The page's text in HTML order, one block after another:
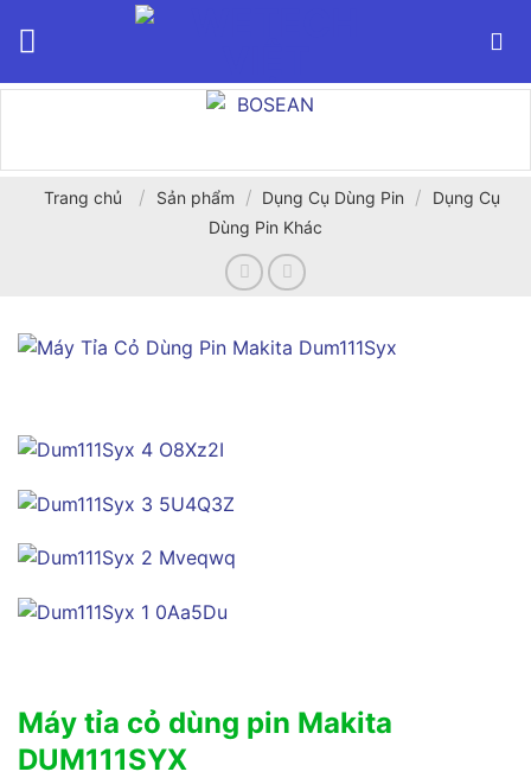
Trang chủ / Sản phẩm / Dụng Cụ Dùng Pin /
Dụng Cụ
Dùng Pin Khác
Máy tỉa cỏ dùng pin Makita
DUM111SYX